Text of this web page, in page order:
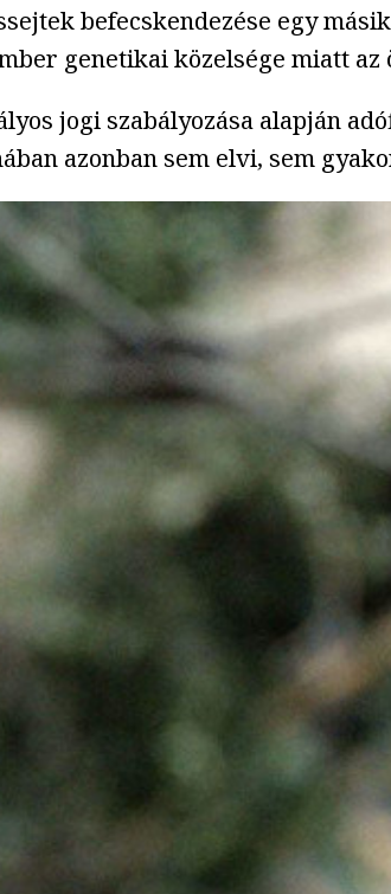
befecskendezése egy
genetikai közelsége miatt az
jogi szabályozása alapján
azonban sem elvi, sem